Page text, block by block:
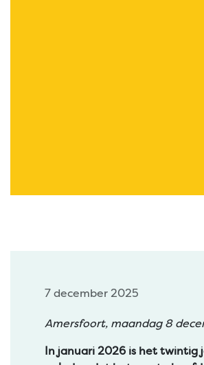
7 december 2025
Amersfoort, maandag 8
In januari 2026 is het twintig